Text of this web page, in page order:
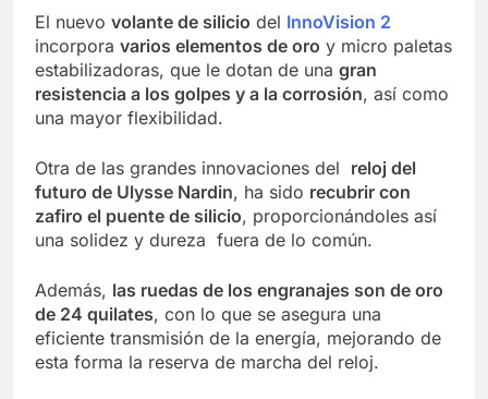
El nuevo volante de silicio del InnoVision 2
incorpora varios elementos de oro y micro paletas
estabilizadoras, que le dotan de una gran
resistencia a los golpes y a la corrosión, así como
una mayor flexibilidad.
Otra de las grandes innovaciones del reloj del
futuro de Ulysse Nardin, ha sido recubrir con
zafiro el puente de silicio, proporcionándoles así
una solidez y dureza fuera de lo común.
Además, las ruedas de los engranajes son de oro
de 24 quilates, con lo que se asegura una
eficiente transmisión de la energía, mejorando de
esta forma la reserva de marcha del reloj.